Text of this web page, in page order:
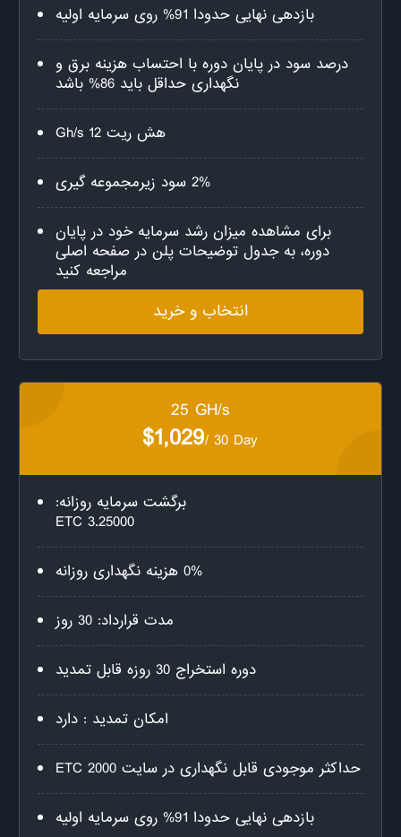
بازدهی نهایی حدودا 91% روی سرمایه اولیه
درصد سود در پایان دوره با احتساب هزینه برق و
نگهداری حداقل باید 86% باشد
هش ریت 12 Gh/s
2% سود زیرمجموعه گیری
برای مشاهده میزان رشد سرمایه خود در پایان
دوره، به جدول توضیحات پلن در صفحه اصلی
مراجعه کنید
انتخاب و خرید
25 GH/s
$1,029/ 30 Day
برگشت سرمایه روزانه:
3.25000 ETC
0% هزینه نگهداری روزانه
مدت قرارداد: 30 روز
دوره استخراج 30 روزه قابل تمدید
امکان تمدید : دارد
حداکثر موجودی قابل نگهداری در سایت 2000 ETC
بازدهی نهایی حدودا 91% روی سرمایه اولیه